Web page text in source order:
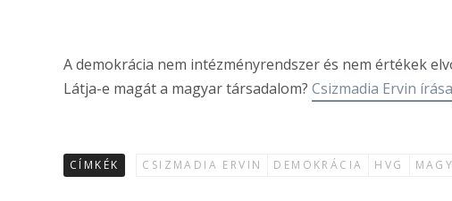
A demokrácia nem intézményrendszer és nem értékek
Látja-e magát a magyar társadalom? Csizmadia Ervin írása
CÍMKÉK CSIZMADIA ERVIN DEMOKRÁCIA HVG